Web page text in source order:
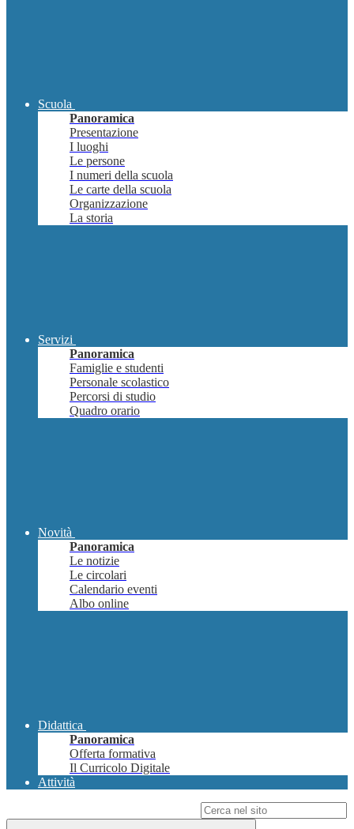
Scuola
Panoramica
Presentazione
I luoghi
Le persone
I numeri della scuola
Le carte della scuola
Organizzazione
La storia
Servizi
Panoramica
Famiglie e studenti
Personale scolastico
Percorsi di studio
Quadro orario
Novità
Panoramica
Le notizie
Le circolari
Calendario eventi
Albo online
Didattica
Panoramica
Offerta formativa
Il Curricolo Digitale
Attività